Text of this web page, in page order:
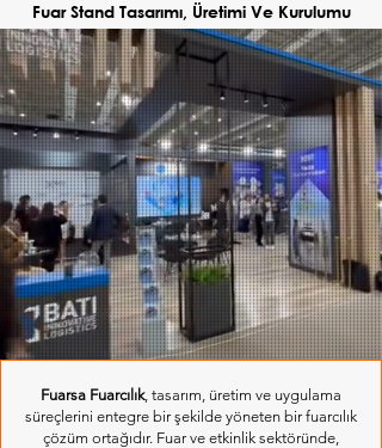
Fuarsa Fuarcılık, tasarım, üretim ve uygulama
süreçlerini entegre bir şekilde yöneten bir fuarcılık
çözüm ortağıdır. Fuar ve etkinlik sektöründe,
Fuar Stand Tasarımı, Üretimi Ve Kurulumu
Fuar Stand Tasarımı, Üretimi Ve Kurulumu